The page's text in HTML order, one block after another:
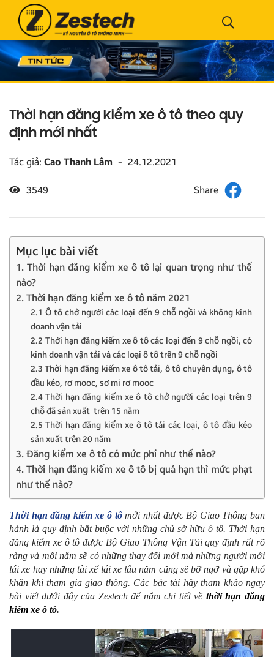
Thời hạn đăng kiểm xe ô tô theo quy
định mới nhất
Tác giả: Cao Thanh Lâm - 24.12.2021
3549
Mục lục bài viết
1. Thời hạn đăng kiểm xe ô tô lại quan trọng như thế
nào?
2. Thời hạn đăng kiểm xe ô tô năm 2021
2.1 Ô tô chở người các loại đến 9 chỗ ngồi và không kinh
doanh vận tải
2.2 Thời hạn đăng kiểm xe ô tô các loại đến 9 chỗ ngồi, có
kinh doanh vận tải và các loại ô tô trên 9 chỗ ngồi
2.3 Thời hạn đăng kiểm xe ô tô tải, ô tô chuyên dụng, ô tô
đầu kéo, rơ mooc, sơ mi rơ mooc
2.4 Thời hạn đăng kiểm xe ô tô chở người các loại trên 9
chỗ đã sản xuất trên 15 năm
2.5 Thời hạn đăng kiểm xe ô tô tải các loại, ô tô đầu kéo
sản xuất trên 20 năm
3. Đăng kiểm xe ô tô có mức phí như thế nào?
4. Thời hạn đăng kiểm xe ô tô bị quá hạn thì mức phạt
như thế nào?
Thời hạn đăng kiểm xe ô tô mới nhất được Bộ Giao Thông ban
hành là quy định bắt buộc với những chủ sở hữu ô tô. Thời hạn
đăng kiểm xe ô tô được Bộ Giao Thông Vận Tải quy định rất rõ
ràng và mỗi năm sẽ có những thay đổi mới mà những người mới
lái xe hay những tài xế lái xe lâu năm cũng sẽ bỡ ngỡ và gặp khó
khăn khi tham gia giao thông. Các bác tài hãy tham khảo ngay
bài viết dưới đây của Zestech để nắm chi tiết về thời hạn đăng
kiểm xe ô tô.